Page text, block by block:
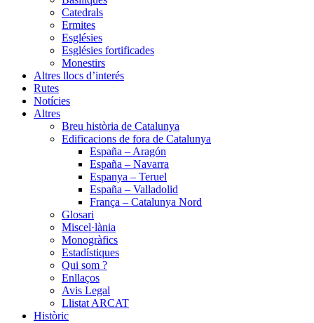
Catedrals
Ermites
Esglésies
Esglésies fortificades
Monestirs
Altres llocs d’interés
Rutes
Notícies
Altres
Breu història de Catalunya
Edificacions de fora de Catalunya
España – Aragón
España – Navarra
Espanya – Teruel
España – Valladolid
França – Catalunya Nord
Glosari
Miscel·lània
Monogràfics
Estadístiques
Qui som ?
Enllaços
Avis Legal
Llistat ARCAT
Històric